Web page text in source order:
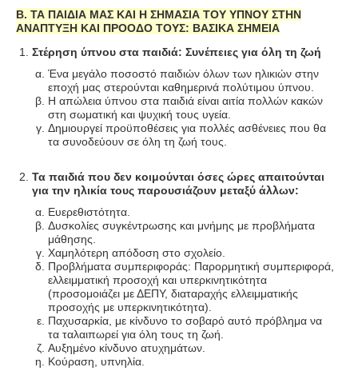
Β. ΤΑ ΠΑΙΔΙΑ ΜΑΣ ΚΑΙ Η ΣΗΜΑΣΙΑ ΤΟΥ ΥΠΝΟΥ ΣΤΗΝ
ΑΝΑΠΤΥΞΗ ΚΑΙ ΠΡΟΟΔΟ ΤΟΥΣ: ΒΑΣΙΚΑ ΣΗΜΕΙΑ
Στέρηση ύπνου στα παιδιά: Συνέπειες για όλη τη ζωή
Ένα μεγάλο ποσοστό παιδιών όλων των ηλικιών στην
εποχή μας στερούνται καθημερινά πολύτιμου ύπνου.
Η απώλεια ύπνου στα παιδιά είναι αιτία πολλών κακών
στη σωματική και ψυχική τους υγεία.
Δημιουργεί προϋποθέσεις για πολλές ασθένειες που θα
τα συνοδεύουν σε όλη τη ζωή τους.
Τα παιδιά που δεν κοιμούνται όσες ώρες απαιτούνται
για την ηλικία τους παρουσιάζουν μεταξύ άλλων:
Ευερεθιστότητα.
Δυσκολίες συγκέντρωσης και μνήμης με προβλήματα
μάθησης.
Χαμηλότερη απόδοση στο σχολείο.
Προβλήματα συμπεριφοράς: Παρορμητική συμπεριφορά,
ελλειμματική προσοχή και υπερκινητικότητα
(προσομοιάζει με ΔΕΠΥ, διαταραχής ελλειμματικής
προσοχής με υπερκινητικότητα).
Παχυσαρκία, με κίνδυνο το σοβαρό αυτό πρόβλημα να
τα ταλαιπωρεί για όλη τους τη ζωή.
Αυξημένο κίνδυνο ατυχημάτων.
Κούραση, υπνηλία.